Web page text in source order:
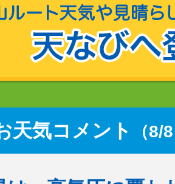
天気コメント （8/